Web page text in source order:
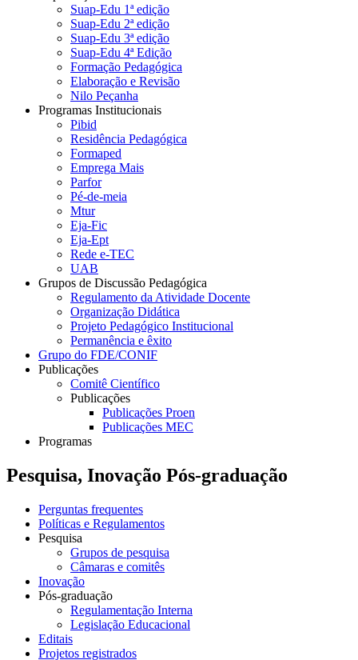
Suap-Edu 1ª edição
Suap-Edu 2ª edição
Suap-Edu 3ª edição
Suap-Edu 4ª Edição
Formação Pedagógica
Elaboração e Revisão
Nilo Peçanha
Programas Institucionais
Pibid
Residência Pedagógica
Formaped
Emprega Mais
Parfor
Pé-de-meia
Mtur
Eja-Fic
Eja-Ept
Rede e-TEC
UAB
Grupos de Discussão Pedagógica
Regulamento da Atividade Docente
Organização Didática
Projeto Pedagógico Institucional
Permanência e êxito
Grupo do FDE/CONIF
Publicações
Comitê Científico
Publicações
Publicações Proen
Publicações MEC
Programas
Pesquisa, Inovação Pós-graduação
Perguntas frequentes
Políticas e Regulamentos
Pesquisa
Grupos de pesquisa
Câmaras e comitês
Inovação
Pós-graduação
Regulamentação Interna
Legislação Educacional
Editais
Projetos registrados